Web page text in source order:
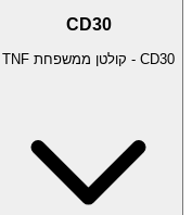
CD30
CD30 - קולטן ממשפחת TNF